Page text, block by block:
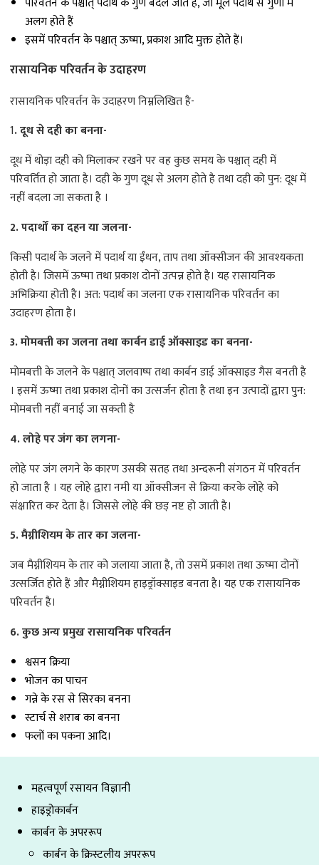
महत्वपूर्ण रसायन विज्ञानी
हाइड्रोकार्बन
कार्बन के अपररूप
कार्बन के क्रिस्टलीय अपररूप
अलग होते हैं
इसमें परिवर्तन के पश्चात् ऊष्मा, प्रकाश आदि मुक्त होते हैं।
रासायनिक परिवर्तन के उदाहरण
रासायनिक परिवर्तन के उदाहरण निम्नलिखित है-
1. दूध से दही का बनना-
दूध में थोड़ा दही को मिलाकर रखने पर वह कुछ समय के पश्चात् दही में
परिवर्तित हो जाता है। दही के गुण दूध से अलग होते है तथा दही को पुन: दूध में
नहीं बदला जा सकता है ।
2. पदार्थों का दहन या जलना-
किसी पदार्थ के जलने में पदार्थ या ईंधन, ताप तथा ऑक्सीजन की आवश्यकता
होती है। जिसमें ऊष्मा तथा प्रकाश दोनों उत्पन्न होते है। यह रासायनिक
अभिक्रिया होती है। अत: पदार्थ का जलना एक रासायनिक परिवर्तन का
उदाहरण होता है।
3. मोमबत्ती का जलना तथा कार्बन डाई ऑक्साइड का बनना-
मोमबत्ती के जलने के पश्चात् जलवाष्प तथा कार्बन डाई ऑक्साइड गैस बनती है
। इसमें ऊष्मा तथा प्रकाश दोनों का उत्सर्जन होता है तथा इन उत्पादों द्वारा पुन:
मोमबत्ती नहीं बनाई जा सकती है
4. लोहे पर जंग का लगना-
लोहे पर जंग लगने के कारण उसकी सतह तथा अन्दरूनी संगठन में परिवर्तन
हो जाता है । यह लोहे द्वारा नमी या ऑक्सीजन से क्रिया करके लोहे को
संक्षारित कर देता है। जिससे लोहे की छड़ नष्ट हो जाती है।
5. मैग्नीशियम के तार का जलना-
जब मैग्नीशियम के तार को जलाया जाता है, तो उसमें प्रकाश तथा ऊष्मा दोनों
उत्सर्जित होते हैं और मैग्नीशियम हाइड्रॉक्साइड बनता है। यह एक रासायनिक
परिवर्तन है।
6. कुछ अन्य प्रमुख रासायनिक परिवर्तन
श्वसन क्रिया
भोजन का पाचन
गन्ने के रस से सिरका बनना
स्टार्च से शराब का बनना
फलों का पकना आदि।